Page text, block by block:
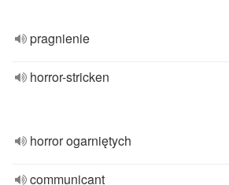
pragnienie
horror-stricken
horror ogarniętych
communicant